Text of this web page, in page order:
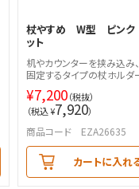
杖やすめ W型 ピン
ット
机やカウンターを挟み込み
固定するタイプの杖ホルダ
¥7,200（税抜）
（税込 ¥7,920）
商品コード EZA26635
カートに入れ